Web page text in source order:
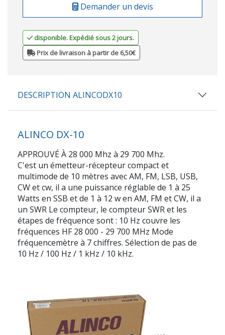
Demander un devis
disponible. Expédié sous 2 jours.
Prix de livraison à partir de 6,50€
DESCRIPTION ALINCODX10
ALINCO DX-10
APPROUVÉ À 28 000 Mhz à 29 700 Mhz.
C'est un émetteur-récepteur compact et
multimode de 10 mètres avec AM, FM, LSB, USB,
CW et cw, il a une puissance réglable de 1 à 25
Watts en SSB et de 1 à 12 w en AM, FM et CW, il a
un SWR Le compteur, le compteur SWR et les
étapes de fréquence sont : 10 Hz couvre les
fréquences HF 28 000 - 29 700 MHz Mode
fréquencemètre à 7 chiffres. Sélection de pas de
10 Hz / 100 Hz / 1 kHz / 10 kHz.